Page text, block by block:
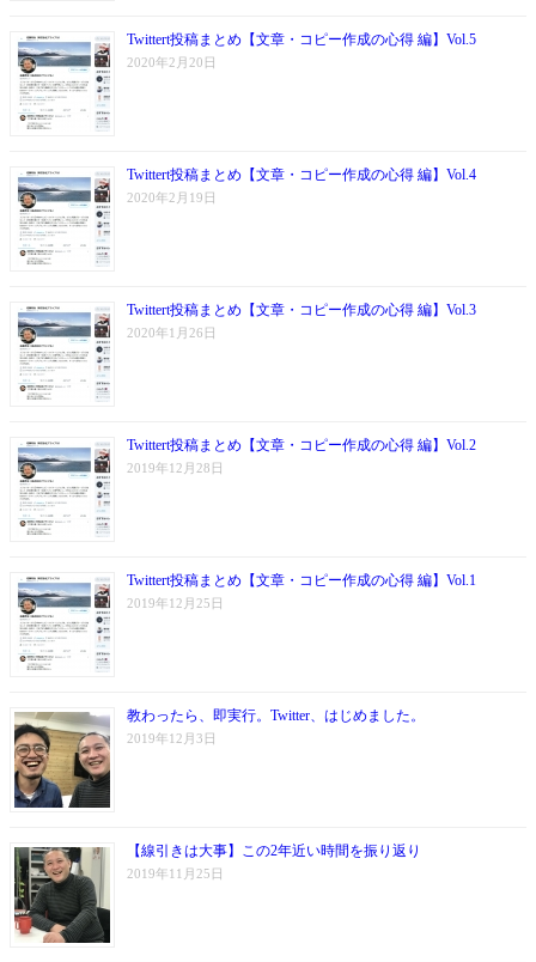
Twittert投稿まとめ【文章・コピー作成の心得 編】Vol.5
2020年2月20日
Twittert投稿まとめ【文章・コピー作成の心得 編】Vol.4
2020年2月19日
Twittert投稿まとめ【文章・コピー作成の心得 編】Vol.3
2020年1月26日
Twittert投稿まとめ【文章・コピー作成の心得 編】Vol.2
2019年12月28日
Twittert投稿まとめ【文章・コピー作成の心得 編】Vol.1
2019年12月25日
教わったら、即実行。Twitter、はじめました。
2019年12月3日
【線引きは大事】この2年近い時間を振り返り
2019年11月25日